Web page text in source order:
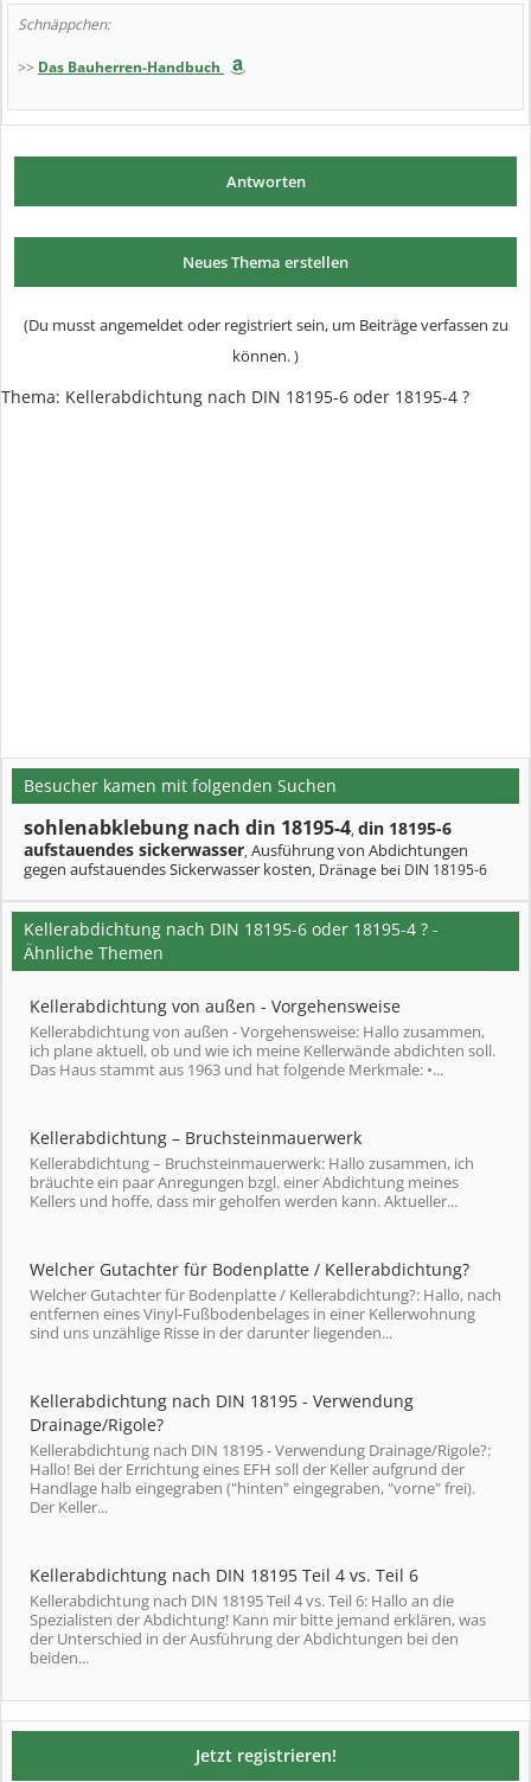
Schnäppchen:
>> Das Bauherren-Handbuch
Antworten
Neues Thema erstellen
(Du musst angemeldet oder registriert sein, um Beiträge verfassen zu
können. )
Thema: Kellerabdichtung nach DIN 18195-6 oder 18195-4 ?
Besucher kamen mit folgenden Suchen
sohlenabklebung nach din 18195-4, din 18195-6
aufstauendes sickerwasser, Ausführung von Abdichtungen
gegen aufstauendes Sickerwasser kosten, Dränage bei DIN 18195-6
Kellerabdichtung nach DIN 18195-6 oder 18195-4 ? -
Ähnliche Themen
Kellerabdichtung von außen - Vorgehensweise
Kellerabdichtung von außen - Vorgehensweise: Hallo zusammen,
ich plane aktuell, ob und wie ich meine Kellerwände abdichten soll.
Das Haus stammt aus 1963 und hat folgende Merkmale: •...
Kellerabdichtung – Bruchsteinmauerwerk
Kellerabdichtung – Bruchsteinmauerwerk: Hallo zusammen, ich
bräuchte ein paar Anregungen bzgl. einer Abdichtung meines
Kellers und hoffe, dass mir geholfen werden kann. Aktueller...
Welcher Gutachter für Bodenplatte / Kellerabdichtung?
Welcher Gutachter für Bodenplatte / Kellerabdichtung?: Hallo, nach
entfernen eines Vinyl-Fußbodenbelages in einer Kellerwohnung
sind uns unzählige Risse in der darunter liegenden...
Kellerabdichtung nach DIN 18195 - Verwendung
Drainage/Rigole?
Kellerabdichtung nach DIN 18195 - Verwendung Drainage/Rigole?:
Hallo! Bei der Errichtung eines EFH soll der Keller aufgrund der
Handlage halb eingegraben ("hinten" eingegraben, "vorne" frei).
Der Keller...
Kellerabdichtung nach DIN 18195 Teil 4 vs. Teil 6
Kellerabdichtung nach DIN 18195 Teil 4 vs. Teil 6: Hallo an die
Spezialisten der Abdichtung! Kann mir bitte jemand erklären, was
der Unterschied in der Ausführung der Abdichtungen bei den
beiden...
Jetzt registrieren!